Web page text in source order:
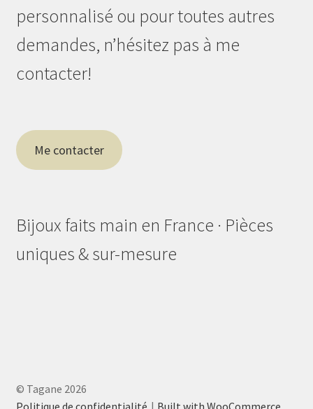
personnalisé ou pour toutes autres
demandes, n’hésitez pas à me
contacter!
Me contacter
Bijoux faits main en France · Pièces
uniques & sur-mesure
© Tagane 2026